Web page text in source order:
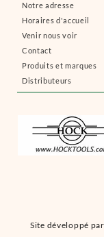
Notre adresse
Horaires d'accueil
Venir nous voir
Contact
Produits et marques
Distributeurs
Site développé